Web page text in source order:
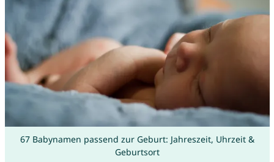
67 Babynamen passend zur Geburt: Jahreszeit, Uhrzeit &
Geburtsort